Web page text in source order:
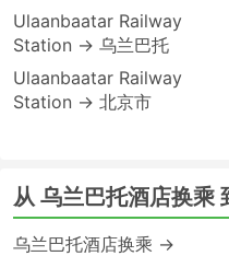
Ulaanbaatar Railway
Station → 乌兰巴托
Ulaanbaatar Railway
Station → 北京市
从 乌兰巴托酒店换乘
乌兰巴托酒店换乘 →